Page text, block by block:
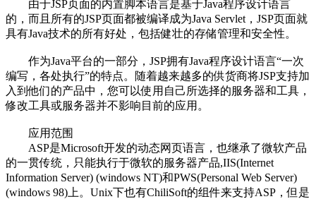
由于JSP页面的内置脚本语言是基于Java程序设计语言
的，而且所有的JSP页面都被编译成为Java Servlet，JSP页面就
具有Java技术的所有好处，包括健壮的存储管理和安全性。
作为Java平台的一部分，JSP拥有Java程序设计语言“一次
编写，各处执行”的特点。随着越来越多的供货商将JSP支持加
入到他们的产品中，您可以使用自己所选择的服务器和工具，
修改工具或服务器并不影响目前的应用。
应用范围
ASP是Microsoft开发的动态网页语言，也继承了微软产品
的一贯传统，只能执行于微软的服务器产品,IIS(Internet
Information Server) (windows NT)和PWS(Personal Web Server)
(windows 98)上。Unix下也有ChiliSoft的组件来支持ASP，但是